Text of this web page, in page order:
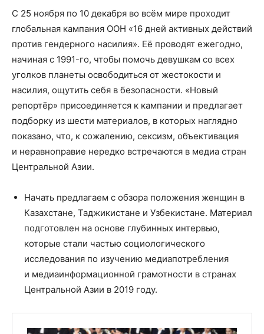
С 25 ноября по 10 декабря во всём мире проходит
глобальная кампания ООН «16 дней активных действий
против гендерного насилия». Её проводят ежегодно,
начиная с 1991-го, чтобы помочь девушкам со всех
уголков планеты освободиться от жестокости и
насилия, ощутить себя в безопасности. «Новый
репортёр» присоединяется к кампании и предлагает
подборку из шести материалов, в которых наглядно
показано, что, к сожалению, сексизм, объективация
и неравноправие нередко встречаются в медиа стран
Центральной Азии.
Начать предлагаем с обзора положения женщин в
Казахстане, Таджикистане и Узбекистане. Материал
подготовлен на основе глубинных интервью,
которые стали частью социологического
исследования по изучению медиапотребления
и медиаинформационной грамотности в странах
Центральной Азии в 2019 году.